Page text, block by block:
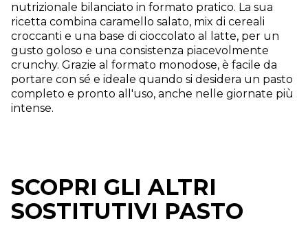
nutrizionale bilanciato in formato pratico. La sua
ricetta combina caramello salato, mix di cereali
croccanti e una base di cioccolato al latte, per un
gusto goloso e una consistenza piacevolmente
crunchy. Grazie al formato monodose, è facile da
portare con sé e ideale quando si desidera un pasto
completo e pronto all'uso, anche nelle giornate più
intense.
SCOPRI GLI ALTRI
SOSTITUTIVI PASTO